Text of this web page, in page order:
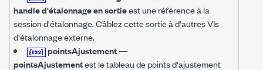
handle d'étalonnage en sortieest une référence à la
session d'étalonnage. Câblez cette sortie à d'autres VIs
d'étalonnage externe.
pointsAjustement—
pointsAjustementest le tableau de points d'ajustement